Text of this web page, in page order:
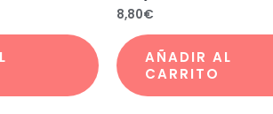
8,80€
AÑADIR AL
CARRITO